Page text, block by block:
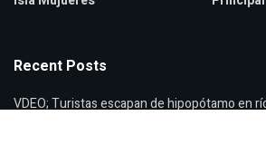
Recent Posts
VDEO; Turistas escapan de hipopótamo en